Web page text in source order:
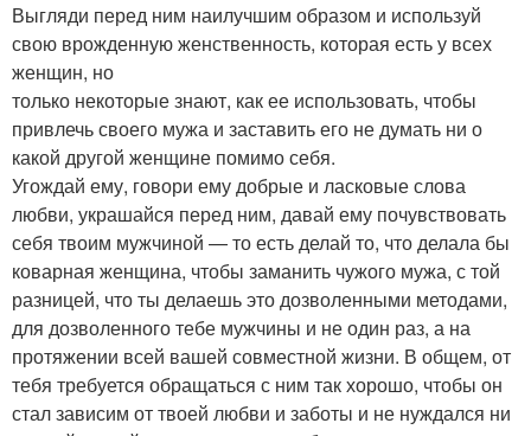
Выгляди перед ним наилучшим образом и используй
свою врожденную женственность, которая есть у всех
женщин, но
только некоторые знают, как ее использовать, чтобы
привлечь своего мужа и заставить его не думать ни о
какой другой женщине помимо себя.
Угождай ему, говори ему добрые и ласковые слова
любви, украшайся перед ним, давай ему почувствовать
себя твоим мужчиной — то есть делай то, что делала бы
коварная женщина, чтобы заманить чужого мужа, с той
разницей, что ты делаешь это дозволенными методами,
для дозволенного тебе мужчины и не один раз, а на
протяжении всей вашей совместной жизни. В общем, от
тебя требуется обращаться с ним так хорошо, чтобы он
стал зависим от твоей любви и заботы и не нуждался ни